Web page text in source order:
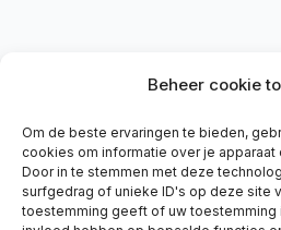
Beheer cookie
Om de beste ervaringen te bieden,
cookies om informatie over je
Door in te stemmen met deze
surfgedrag of unieke ID's op deze site
toestemming geeft of uw toestemming
© 2026 -